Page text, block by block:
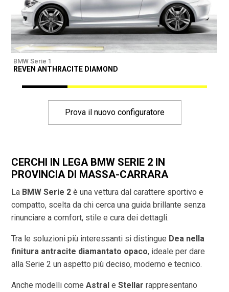
BMW Serie 1
REVEN ANTHRACITE DIAMOND
Prova il nuovo configuratore
CERCHI IN LEGA BMW SERIE 2 IN
PROVINCIA DI MASSA-CARRARA
La BMW Serie 2 è una vettura dal carattere sportivo e
compatto, scelta da chi cerca una guida brillante senza
rinunciare a comfort, stile e cura dei dettagli.
Tra le soluzioni più interessanti si distingue Dea nella
finitura antracite diamantato opaco, ideale per dare
alla Serie 2 un aspetto più deciso, moderno e tecnico.
Anche modelli comeAstral eStellar rappresentano